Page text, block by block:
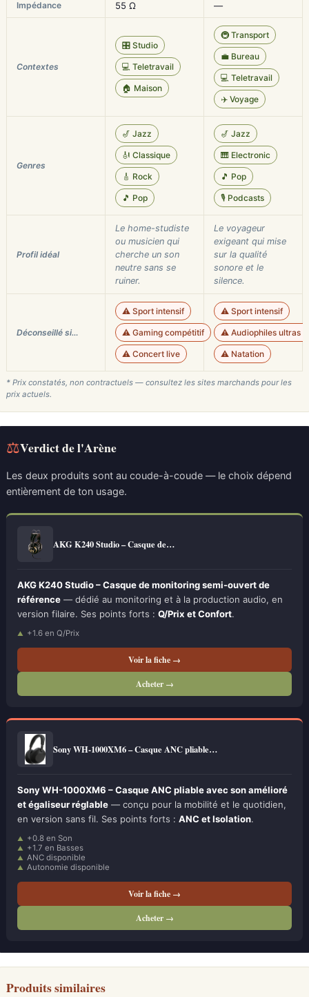
Impédance 55 Ω —
Contextes
🎛️ Studio
💻 Teletravail
🏠 Maison
🚇 Transport
💼 Bureau
💻 Teletravail
✈️ Voyage
Genres
🎷 Jazz
🎻 Classique
🎸 Rock
🎵 Pop
🎷 Jazz
🎹 Electronic
🎵 Pop
🎙️ Podcasts
Profil idéal
Le home-studiste
ou musicien qui
cherche un son
neutre sans se
ruiner.
Le voyageur
exigeant qui mise
sur la qualité
sonore et le
silence.
Déconseillé si…
⚠️ Sport intensif
⚠️ Gaming compétitif
⚠️ Concert live
⚠️ Sport intensif
⚠️ Audiophiles ultras
⚠️ Natation
* Prix constatés, non contractuels — consultez les sites marchands pour les
prix actuels.
⚖Verdict de l'Arène
Les deux produits sont au coude-à-coude — le choix dépend
entièrement de ton usage.
AKG K240 Studio – Casque de…
AKG K240 Studio – Casque de monitoring semi-ouvert de
référence — dédié au monitoring et à la production audio, en
version filaire. Ses points forts : Q/Prix et Confort.
+1.6 en Q/Prix
Voir la fiche →
Acheter →
Sony WH-1000XM6 – Casque ANC pliable…
Sony WH-1000XM6 – Casque ANC pliable avec son amélioré
et égaliseur réglable — conçu pour la mobilité et le quotidien,
en version sans fil. Ses points forts : ANC et Isolation.
+0.8 en Son
+1.7 en Basses
ANC disponible
Autonomie disponible
Voir la fiche →
Acheter →
Produits similaires